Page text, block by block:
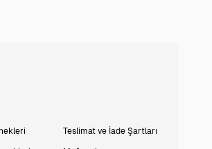
Teslimat ve İade Şartları